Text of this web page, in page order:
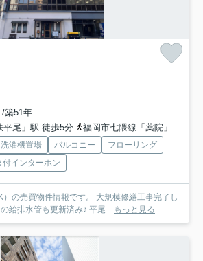
築51年
平尾」駅 徒歩5分
福岡市七隈線「薬院」駅 徒歩12分
濯機置場 バルコニー
フローリング
付インターホン
情報です。 大規模修繕工事完了し
給排水管も更新済み♪ 平尾... もっと見る